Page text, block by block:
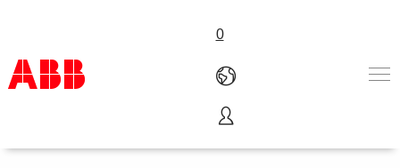
0
Produkte und Leistungen
Kabel und Steckverbinder